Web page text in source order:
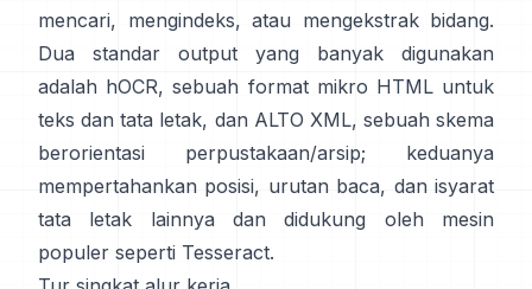
mencari, mengindeks, atau mengekstrak bidang.
Dua standar output yang banyak digunakan
adalah hOCR, sebuah format mikro HTML untuk
teks dan tata letak, dan ALTO XML, sebuah skema
berorientasi perpustakaan/arsip; keduanya
mempertahankan posisi, urutan baca, dan isyarat
tata letak lainnya dan didukung oleh mesin
populer seperti Tesseract.